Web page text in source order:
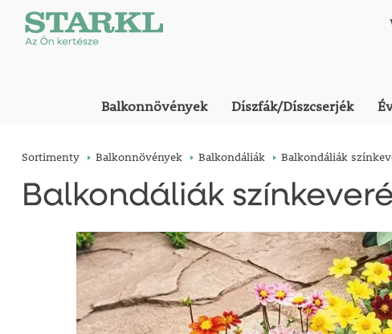
Balkonnövények Díszfák/Díszcserjék
Sortimenty Balkonnövények Balkondáliák Balkondáliák
Balkondáliák